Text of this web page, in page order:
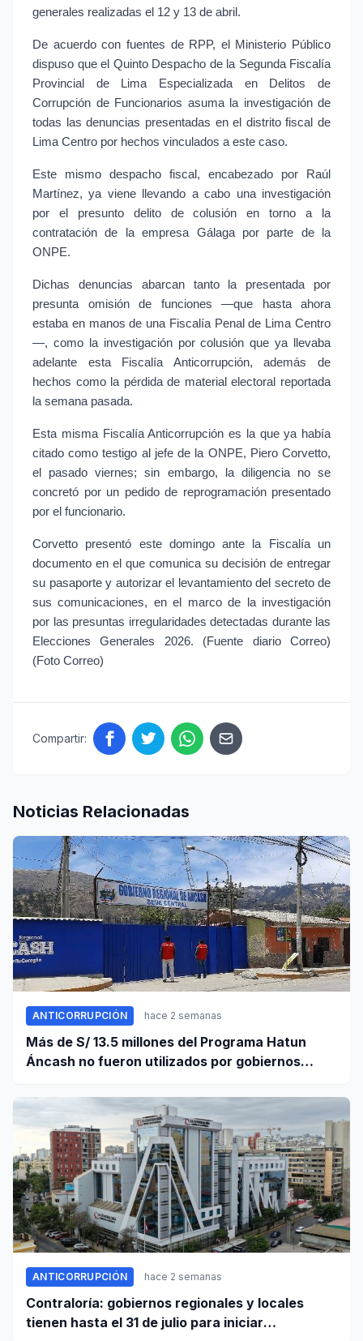
generales realizadas el 12 y 13 de abril.
De acuerdo con fuentes de RPP, el Ministerio Público
dispuso que el Quinto Despacho de la Segunda Fiscalía
Provincial de Lima Especializada en Delitos de
Corrupción de Funcionarios asuma la investigación de
todas las denuncias presentadas en el distrito fiscal de
Lima Centro por hechos vinculados a este caso.
Este mismo despacho fiscal, encabezado por Raúl
Martínez, ya viene llevando a cabo una investigación
por el presunto delito de colusión en torno a la
contratación de la empresa Gálaga por parte de la
ONPE.
Dichas denuncias abarcan tanto la presentada por
presunta omisión de funciones —que hasta ahora
estaba en manos de una Fiscalía Penal de Lima Centro
—, como la investigación por colusión que ya llevaba
adelante esta Fiscalía Anticorrupción, además de
hechos como la pérdida de material electoral reportada
la semana pasada.
Esta misma Fiscalía Anticorrupción es la que ya había
citado como testigo al jefe de la ONPE, Piero Corvetto,
el pasado viernes; sin embargo, la diligencia no se
concretó por un pedido de reprogramación presentado
por el funcionario.
Corvetto presentó este domingo ante la Fiscalía un
documento en el que comunica su decisión de entregar
su pasaporte y autorizar el levantamiento del secreto de
sus comunicaciones, en el marco de la investigación
por las presuntas irregularidades detectadas durante las
Elecciones Generales 2026. (Fuente diario Correo)
(Foto Correo)
Compartir:
Noticias Relacionadas
ANTICORRUPCIÓN hace 2 semanas
Más de S/ 13.5 millones del Programa Hatun
Áncash no fueron utilizados por gobiernos
ANTICORRUPCIÓN hace 2 semanas
Contraloría: gobiernos regionales y locales
tienen hasta el 31 de julio para iniciar